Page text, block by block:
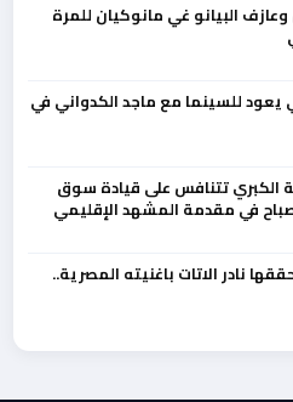
البيانو غي مانوكيان للمرة
يعود للسينما مع ماجد الكدواني في
الكبري تتنافس على قيادة سوق
في مقدمة المشهد الإقليمي
نادر الاتات باغنيته المصرية..